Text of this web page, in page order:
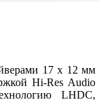
17 x 12 мм
Hi-Res Audio
LHDC,